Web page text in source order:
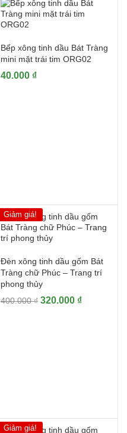
Bếp xông tinh dầu Bát Tràng
mini mặt trái tim ORG02
40.000 ₫
Giảm giá!
Đèn xông tinh dầu gốm Bát
Tràng chữ Phúc – Trang trí
phong thủy
400.000₫ Giá
320.000 ₫Giá
Giảm giá!